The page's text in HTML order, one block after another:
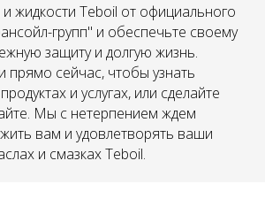
жидкости Teboil от официального
групп" и обеспечьте своему
защиту и долгую жизнь.
прямо сейчас, чтобы узнать
и услугах, или сделайте
Мы с нетерпением ждем
вам и удовлетворять ваши
и смазках Teboil.